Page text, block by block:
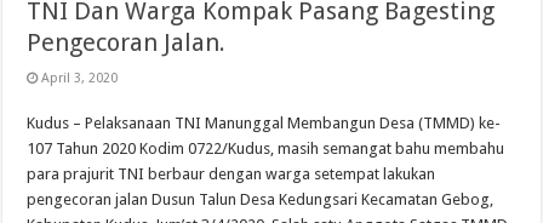
TNI Dan Warga Kompak Pasang Bagesting
Pengecoran Jalan.
April 3, 2020
Kudus – Pelaksanaan TNI Manunggal Membangun Desa (TMMD) ke-
107 Tahun 2020 Kodim 0722/Kudus, masih semangat bahu membahu
para prajurit TNI berbaur dengan warga setempat lakukan
pengecoran jalan Dusun Talun Desa Kedungsari Kecamatan Gebog,